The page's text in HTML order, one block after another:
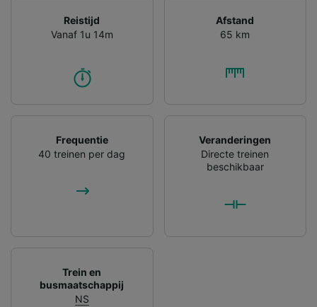
Reistijd
Vanaf 1u 14m
Afstand
65 km
Frequentie
40 treinen per dag
Veranderingen
Directe treinen
beschikbaar
Trein en
busmaatschappij
NS